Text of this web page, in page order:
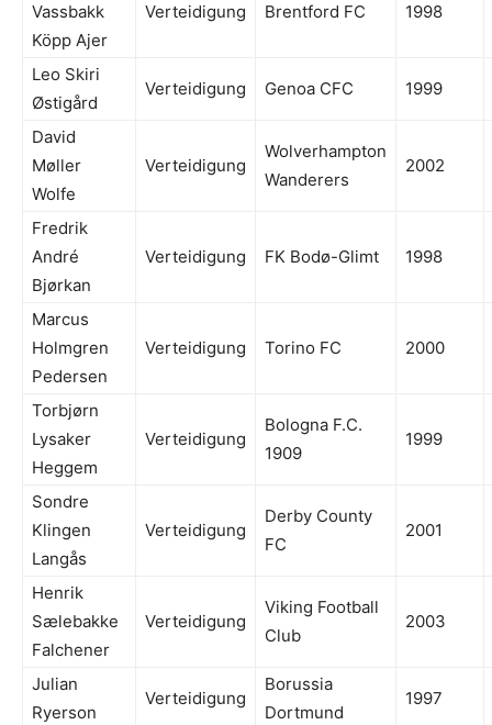
Vassbakk
Köpp Ajer
Verteidigung Brentford FC 1998
Leo Skiri
Østigård
Verteidigung Genoa CFC 1999
David
Møller
Wolfe
Verteidigung
Wolverhampton
Wanderers
2002
Fredrik
André
Bjørkan
Verteidigung FK Bodø-Glimt 1998
Marcus
Holmgren
Pedersen
Verteidigung Torino FC 2000
Torbjørn
Lysaker
Heggem
Verteidigung
Bologna F.C.
1909
1999
Sondre
Klingen
Langås
Verteidigung
Derby County
FC
2001
Henrik
Sælebakke
Falchener
Verteidigung
Viking Football
Club
2003
Julian
Ryerson
Verteidigung
Borussia
Dortmund
1997